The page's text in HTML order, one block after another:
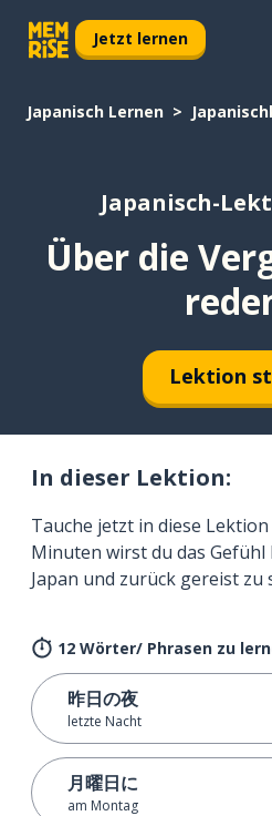
Jetzt lernen
Japanisch Lernen
Japanisch-
Über die
Lektion
In dieser Lektion:
Tauche jetzt in diese
Minuten wirst du das Gefühl
Japan und zurück gereist zu
12 Wörter/ Phrasen zu
昨日の夜
letzte Nacht
月曜日に
am Montag